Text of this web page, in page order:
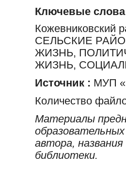
Ключевые слова
Кожевниковский
СЕЛЬСКИЕ
ЖИЗНЬ,
ЖИЗНЬ,
Источник : МУП
Количество
Материалы
автора,
библиотеки.